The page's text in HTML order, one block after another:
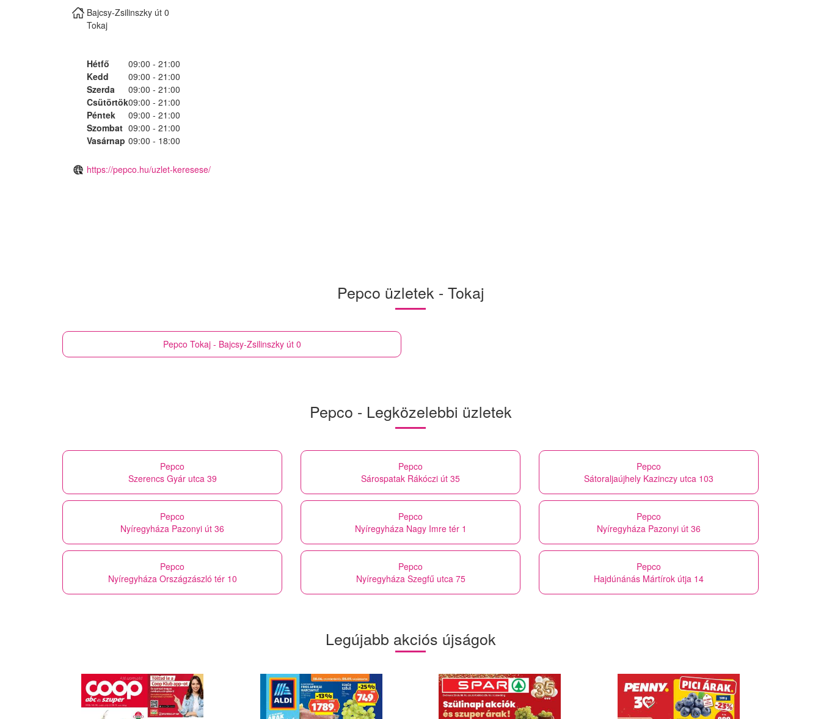
Bajcsy-Zsilinszky út 0
Tokaj
Hétfő
09:00 - 21:00
Kedd
09:00 - 21:00
Szerda
09:00 - 21:00
Csütörtök09:00 - 21:00
Péntek
09:00 - 21:00
Szombat 09:00 - 21:00
Vasárnap 09:00 - 18:00
https://pepco.hu/uzlet-keresese/
Pepco üzletek - Tokaj
Pepco Tokaj - Bajcsy-Zsilinszky út 0
Pepco - Legközelebbi üzletek
Pepco
Szerencs Gyár utca 39
Pepco
Sárospatak Rákóczi út 35
Pepco
Sátoraljaújhely Kazinczy utca 103
Pepco
Nyíregyháza Pazonyi út 36
Pepco
Nyíregyháza Nagy Imre tér 1
Pepco
Nyíregyháza Pazonyi út 36
Pepco
Nyíregyháza Országzászló tér 10
Pepco
Nyíregyháza Szegfű utca 75
Pepco
Hajdúnánás Mártírok útja 14
Legújabb akciós újságok